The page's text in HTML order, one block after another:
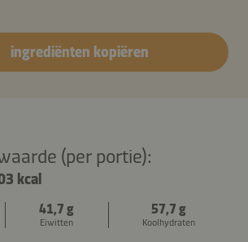
ingrediënten kopiëren
(per portie):
kcal
41,7 g
Eiwitten
57,7 g
Koolhydraten